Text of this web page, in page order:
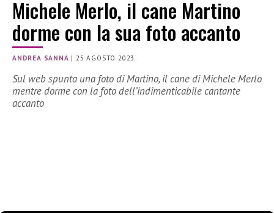
Michele Merlo, il cane Martino
dorme con la sua foto accanto
ANDREA SANNA |25 AGOSTO 2023
Sul web spunta una foto di Martino, il cane di Michele Merlo
mentre dorme con la foto dell’indimenticabile cantante
accanto